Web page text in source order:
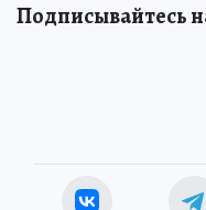
Подписывайтесь